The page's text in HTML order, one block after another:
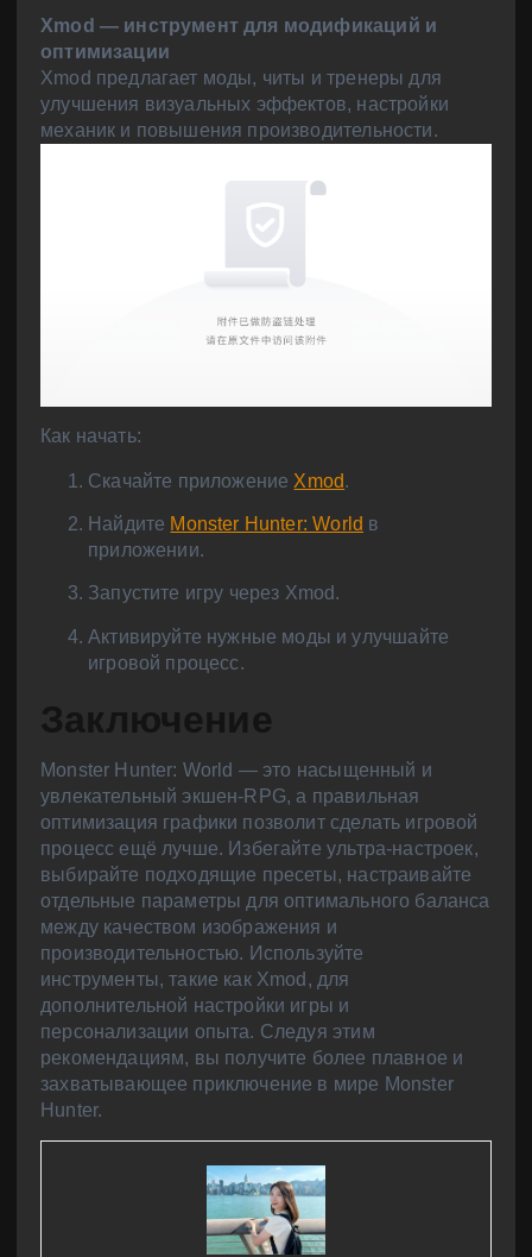
Xmod — инструмент для модификаций и
оптимизации
Xmod предлагает моды, читы и тренеры для
улучшения визуальных эффектов, настройки
механик и повышения производительности.
Как начать:
Скачайте приложение Xmod.
Найдите Monster Hunter: World в
приложении.
Запустите игру через Xmod.
Активируйте нужные моды и улучшайте
игровой процесс.
Заключение
Monster Hunter: World — это насыщенный и
увлекательный экшен-RPG, а правильная
оптимизация графики позволит сделать игровой
процесс ещё лучше. Избегайте ультра-настроек,
выбирайте подходящие пресеты, настраивайте
отдельные параметры для оптимального баланса
между качеством изображения и
производительностью. Используйте
инструменты, такие как Xmod, для
дополнительной настройки игры и
персонализации опыта. Следуя этим
рекомендациям, вы получите более плавное и
захватывающее приключение в мире Monster
Hunter.